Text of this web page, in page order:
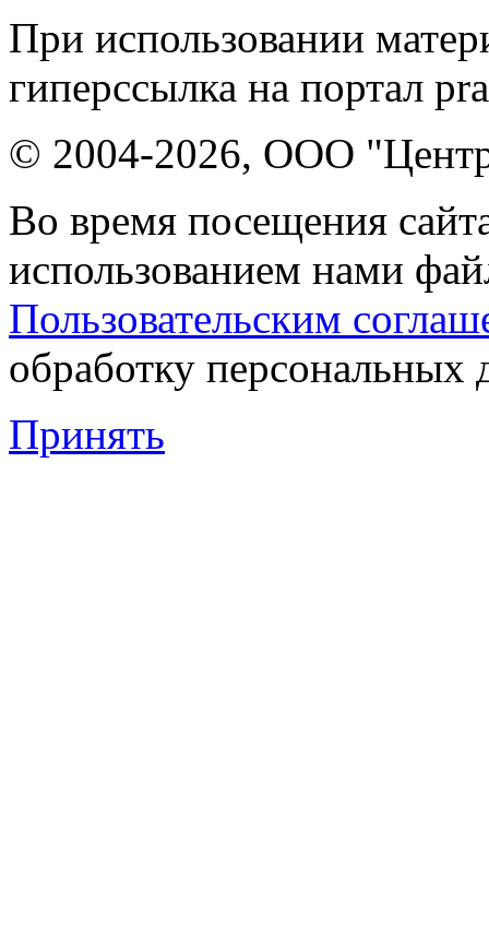
При использовании
гиперссылка на портал
© 2004-2026, ООО "Центр
Во время посещения
использованием нами
Пользовательским
обработку персональных
Принять